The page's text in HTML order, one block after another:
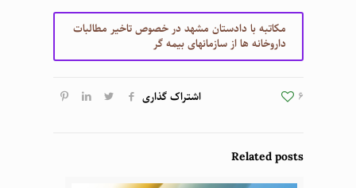
مکاتبه با دادستان مشهد در خصوص تاخیر مطالبات
داروخانه ها از سازمانهای بیمه گر
اشتراک گذاری 6
Related posts